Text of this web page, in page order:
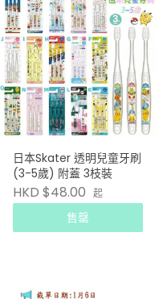
日本Skater 透明兒童牙刷
(3-5歲) 附蓋 3枝裝
HKD $48.00 起
售罄